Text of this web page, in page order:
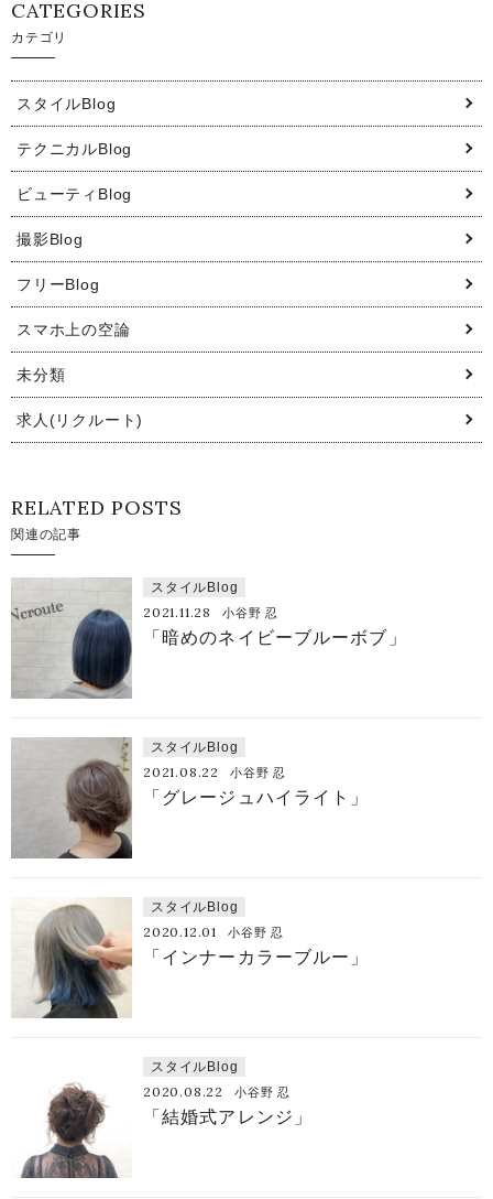
CATEGORIES
カテゴリ
スタイルBlog
テクニカルBlog
ビューティBlog
撮影Blog
フリーBlog
スマホ上の空論
未分類
求人(リクルート)
RELATED POSTS
関連の記事
スタイルBlog
2021.11.28 小谷野 忍
「暗めのネイビーブルーボブ」
スタイルBlog
2021.08.22 小谷野 忍
「グレージュハイライト」
スタイルBlog
2020.12.01 小谷野 忍
「インナーカラーブルー」
スタイルBlog
2020.08.22 小谷野 忍
「結婚式アレンジ」